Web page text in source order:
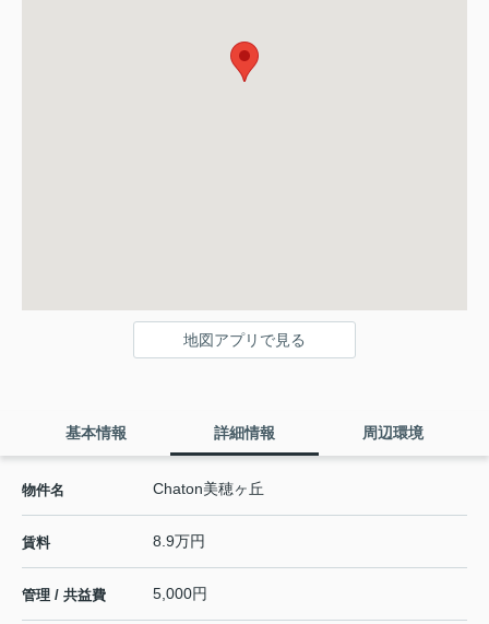
地図アプリで見る
基本情報 詳細情報 周辺環境
物件名 Chaton美穂ヶ丘
賃料 8.9万円
管理 / 共益費 5,000円